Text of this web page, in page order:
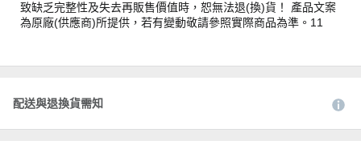
致缺乏完整性及失去再販售價值時，恕無法退(換)貨！ 產品文案
為原廠(供應商)所提供，若有變動敬請參照實際商品為準。11
配送與退換貨需知